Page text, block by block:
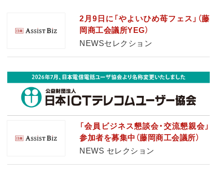
2月9日に「やよいひめ苺フェス」（藤
岡商工会議所YEG）
NEWSセレクション
「会員ビジネス懇談会・交流懇親会」
参加者を募集中（藤岡商工会議所）
NEWS セレクション